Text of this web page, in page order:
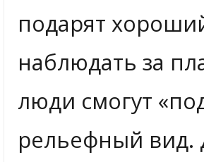
подарят
наблюдать за
люди смогут
рельефный вид.